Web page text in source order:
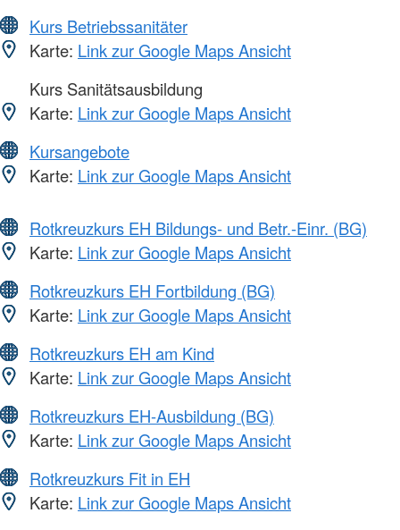
Kurs Betriebssanitäter
Karte: Link zur Google Maps Ansicht
Kurs Sanitätsausbildung
Karte: Link zur Google Maps Ansicht
Kursangebote
Karte: Link zur Google Maps Ansicht
Rotkreuzkurs EH Bildungs- und Betr.-Einr. (BG)
Karte: Link zur Google Maps Ansicht
Rotkreuzkurs EH Fortbildung (BG)
Karte: Link zur Google Maps Ansicht
Rotkreuzkurs EH am Kind
Karte: Link zur Google Maps Ansicht
Rotkreuzkurs EH-Ausbildung (BG)
Karte: Link zur Google Maps Ansicht
Rotkreuzkurs Fit in EH
Karte: Link zur Google Maps Ansicht